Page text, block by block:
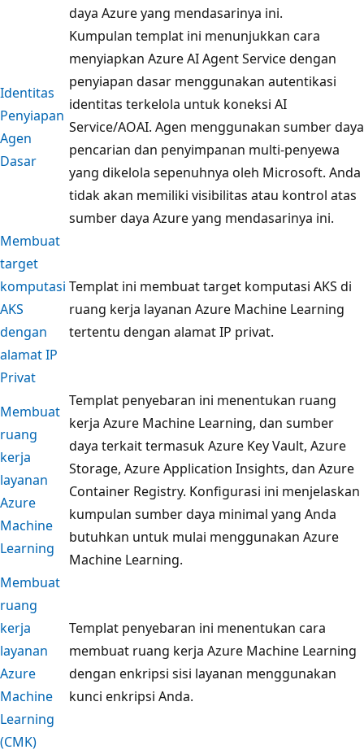
daya Azure yang mendasarinya ini.
Identitas
Penyiapan
Agen
Dasar
Kumpulan templat ini menunjukkan cara
menyiapkan Azure AI Agent Service dengan
penyiapan dasar menggunakan autentikasi
identitas terkelola untuk koneksi AI
Service/AOAI. Agen menggunakan sumber daya
pencarian dan penyimpanan multi-penyewa
yang dikelola sepenuhnya oleh Microsoft. Anda
tidak akan memiliki visibilitas atau kontrol atas
sumber daya Azure yang mendasarinya ini.
Membuat
target
komputasi
AKS
dengan
alamat IP
Privat
Templat ini membuat target komputasi AKS di
ruang kerja layanan Azure Machine Learning
tertentu dengan alamat IP privat.
Membuat
ruang
kerja
layanan
Azure
Machine
Learning
Templat penyebaran ini menentukan ruang
kerja Azure Machine Learning, dan sumber
daya terkait termasuk Azure Key Vault, Azure
Storage, Azure Application Insights, dan Azure
Container Registry. Konfigurasi ini menjelaskan
kumpulan sumber daya minimal yang Anda
butuhkan untuk mulai menggunakan Azure
Machine Learning.
Membuat
ruang
kerja
layanan
Azure
Machine
Learning
(CMK)
Templat penyebaran ini menentukan cara
membuat ruang kerja Azure Machine Learning
dengan enkripsi sisi layanan menggunakan
kunci enkripsi Anda.